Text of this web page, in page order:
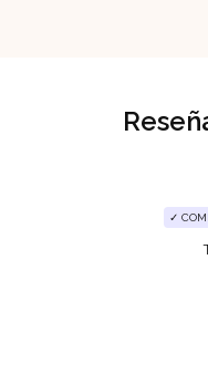
✓